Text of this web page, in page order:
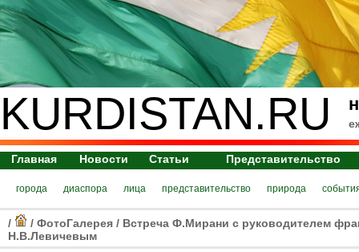
KURDISTAN.RU
Главная Новости Статьи Представительство
города диаспора лица представительство природа
/ / ФотоГалерея / Встреча Ф.Мирани с руководителем
Н.В.Левичевым